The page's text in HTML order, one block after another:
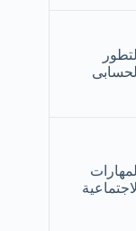
التطور
الحسابى
المهارات
الاجتماعية